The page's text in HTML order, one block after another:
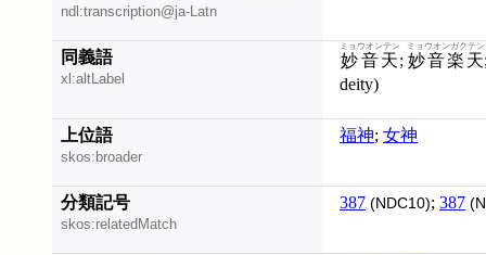
ndl:transcription@ja-Latn
同義語
xl:altLabel
妙音天
ミョウオンテン
; 妙音楽天
ミョウオンガクテン
deity)
上位語
skos:broader
福神; 女神
分類記号
skos:relatedMatch
387 (NDC10); 387